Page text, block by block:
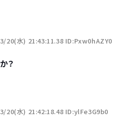
20(水) 21:43:11.38 ID:Pxw0hAZY0
？
20(水) 21:42:18.48 ID:ylFe3G9b0